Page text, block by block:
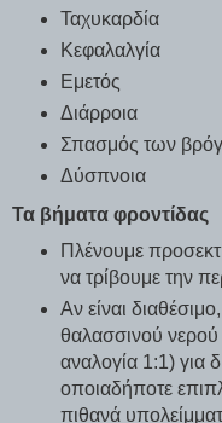
Ταχυκαρδία​
Κεφαλαλγία
Εμετός
Διάρροια
Σπασμός των
Δύσπνοια
Τα βήματα φροντίδας
Πλένουμε
να τρίβουμε την
Αν είναι
θαλασσινού νερού
αναλογία 1:1) για
οποιαδήποτε
πιθανά